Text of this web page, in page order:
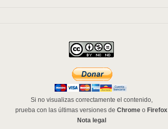
Si no visualizas correctamente el contenido,
prueba con las últimas versiones de Chrome o Firefox
Nota legal